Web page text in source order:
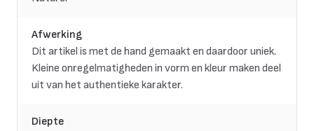
Afwerking
Dit artikel is met de hand gemaakt en daardoor uniek.
Kleine onregelmatigheden in vorm en kleur maken deel
uit van het authentieke karakter.
Diepte